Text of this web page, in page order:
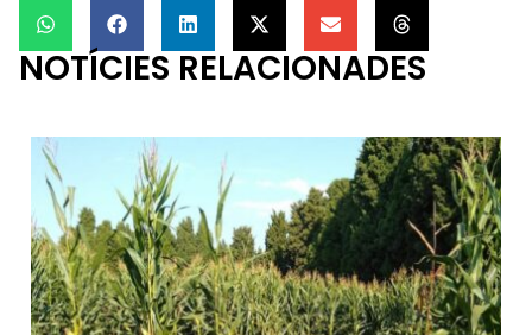
NOTÍCIES RELACIONADES